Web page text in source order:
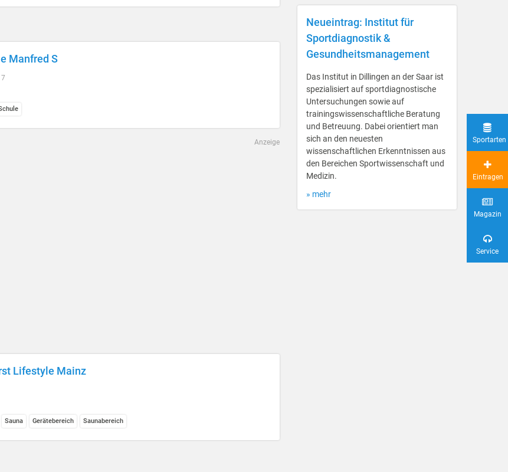
Manfred S
Anzeige
Lifestyle Mainz
Sauna Gerätebereich Saunabereich
Neueintrag: Institut für
Sportdiagnostik &
Gesundheitsmanagement
Das Institut in Dillingen an der Saar ist
spezialisiert auf sportdiagnostische
Untersuchungen sowie auf
trainingswissenschaftliche Beratung
und Betreuung. Dabei orientiert man
sich an den neuesten
wissenschaftlichen Erkenntnissen aus
den Bereichen Sportwissenschaft und
Medizin.
» mehr
Sportarten
Eintragen
Magazin
Service